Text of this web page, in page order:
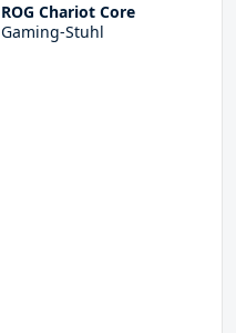
ROG Chariot Core
Gaming-Stuhl